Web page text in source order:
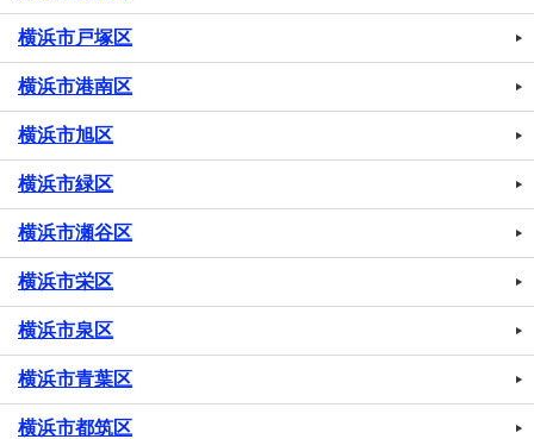
横浜市戸塚区
横浜市港南区
横浜市旭区
横浜市緑区
横浜市瀬谷区
横浜市栄区
横浜市泉区
横浜市青葉区
横浜市都筑区